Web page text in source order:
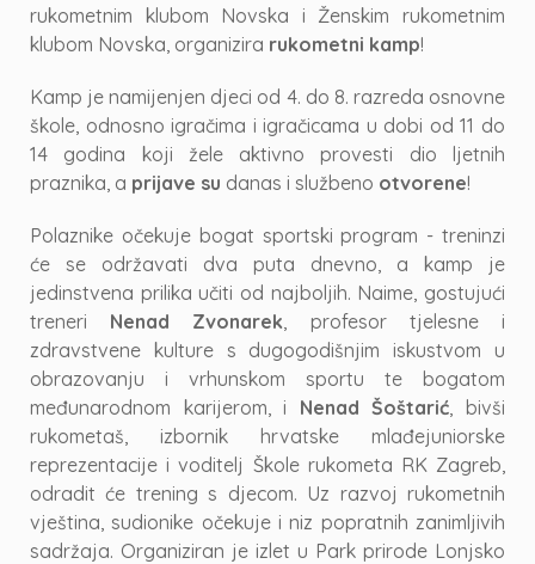
rukometnim klubom Novska i Ženskim rukometnim
klubom Novska, organizira rukometni kamp!
Kamp je namijenjen djeci od 4. do 8. razreda osnovne
škole, odnosno igračima i igračicama u dobi od 11 do
14 godina koji žele aktivno provesti dio ljetnih
praznika, a prijave su danas i službeno otvorene!
Polaznike očekuje bogat sportski program - treninzi
će se održavati dva puta dnevno, a kamp je
jedinstvena prilika učiti od najboljih. Naime, gostujući
treneri Nenad Zvonarek, profesor tjelesne i
zdravstvene kulture s dugogodišnjim iskustvom u
obrazovanju i vrhunskom sportu te bogatom
međunarodnom karijerom, i Nenad Šoštarić, bivši
rukometaš, izbornik hrvatske mlađejuniorske
reprezentacije i voditelj Škole rukometa RK Zagreb,
odradit će trening s djecom. Uz razvoj rukometnih
vještina, sudionike očekuje i niz popratnih zanimljivih
sadržaja. Organiziran je izlet u Park prirode Lonjsko